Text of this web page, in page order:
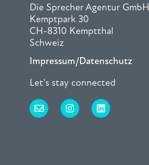
Die Sprecher Agentur GmbH
Kemptpark 30
CH-8310 Kemptthal
Schweiz
Impressum/Datenschutz
Let's stay connected